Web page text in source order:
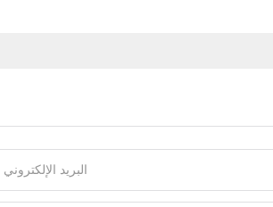
البريد الإلكتروني